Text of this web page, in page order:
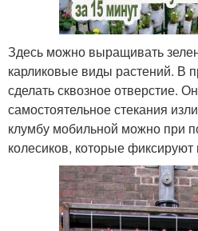
Здесь можно выращивать
карликовые виды растений. В
сделать сквозное отверстие.
самостоятельное стекания
клумбу мобильной можно при
колесиков, которые